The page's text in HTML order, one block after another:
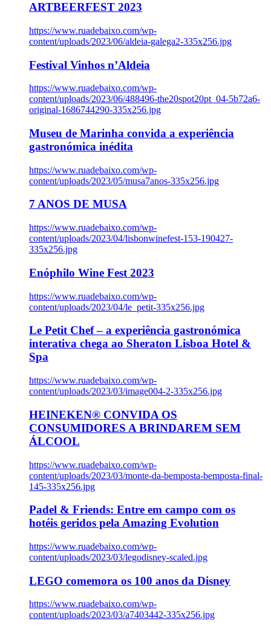
ARTBEERFEST 2023
https://www.ruadebaixo.com/wp-
content/uploads/2023/06/aldeia-galega2-335x256.jpg
Festival Vinhos n’Aldeia
https://www.ruadebaixo.com/wp-
content/uploads/2023/06/488496-the20spot20pt_04-5b72a6-
original-1686744290-335x256.jpg
Museu de Marinha convida a experiência
gastronómica inédita
https://www.ruadebaixo.com/wp-
content/uploads/2023/05/musa7anos-335x256.jpg
7 ANOS DE MUSA
https://www.ruadebaixo.com/wp-
content/uploads/2023/04/lisbonwinefest-153-190427-
335x256.jpg
Enóphilo Wine Fest 2023
https://www.ruadebaixo.com/wp-
content/uploads/2023/04/le_petit-335x256.jpg
Le Petit Chef – a experiência gastronómica
interativa chega ao Sheraton Lisboa Hotel &
Spa
https://www.ruadebaixo.com/wp-
content/uploads/2023/03/image004-2-335x256.jpg
HEINEKEN® CONVIDA OS
CONSUMIDORES A BRINDAREM SEM
ÁLCOOL
https://www.ruadebaixo.com/wp-
content/uploads/2023/03/monte-da-bemposta-bemposta-final-
145-335x256.jpg
Padel & Friends: Entre em campo com os
hotéis geridos pela Amazing Evolution
https://www.ruadebaixo.com/wp-
content/uploads/2023/03/legodisney-scaled.jpg
LEGO comemora os 100 anos da Disney
https://www.ruadebaixo.com/wp-
content/uploads/2023/03/a7403442-335x256.jpg